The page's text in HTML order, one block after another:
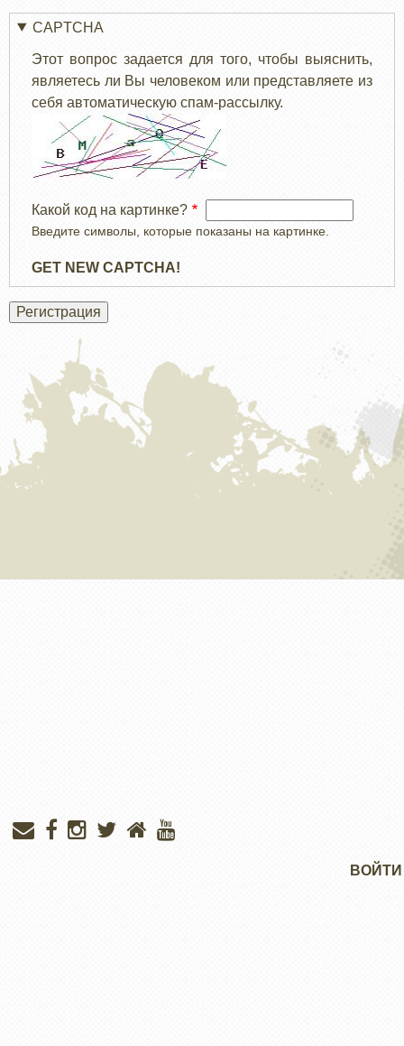
CAPTCHA
Этот вопрос задается для того, чтобы выяснить,
являетесь ли Вы человеком или представляете из
себя автоматическую спам-рассылку.
Какой код на картинке?
Введите символы, которые показаны на картинке.
GET NEW CAPTCHA!
ВОЙТИ